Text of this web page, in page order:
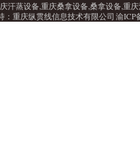
汗蒸设备,重庆桑拿设备,桑拿设备,重
：重庆纵贯线信息技术有限公司 渝ICP